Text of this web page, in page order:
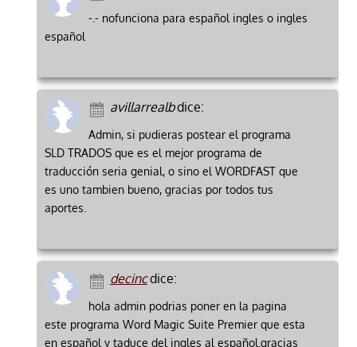
-.- nofunciona para español ingles o ingles
español
avillarrealbdice:
Admin, si pudieras postear el programa
SLD TRADOS que es el mejor programa de
traducción seria genial, o sino el WORDFAST que
es uno tambien bueno, gracias por todos tus
aportes.
decincdice:
hola admin podrias poner en la pagina
este programa Word Magic Suite Premier que esta
en español y taduce del ingles al español.gracias